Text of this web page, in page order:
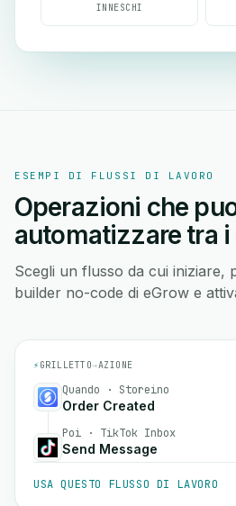
INNESCHI
ESEMPI DI FLUSSI DI LAVORO
Operazioni che
automatizzare tra i
Scegli un flusso da cui iniziare,
builder no-code di eGrow e
⚡ GRILLETTO→AZIONE
Quando · Storeino
Order Created
Poi · TikTok Inbox
Send Message
USA QUESTO FLUSSO DI LAVORO